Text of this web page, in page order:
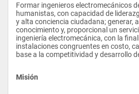
Formar ingenieros electromecánicos
humanistas, con capacidad de
y alta conciencia ciudadana; generar,
conocimiento y, proporcional un
ingeniería electromecánica, con la
instalaciones congruentes en costo,
base a la competitividad y desarrollo
Misión